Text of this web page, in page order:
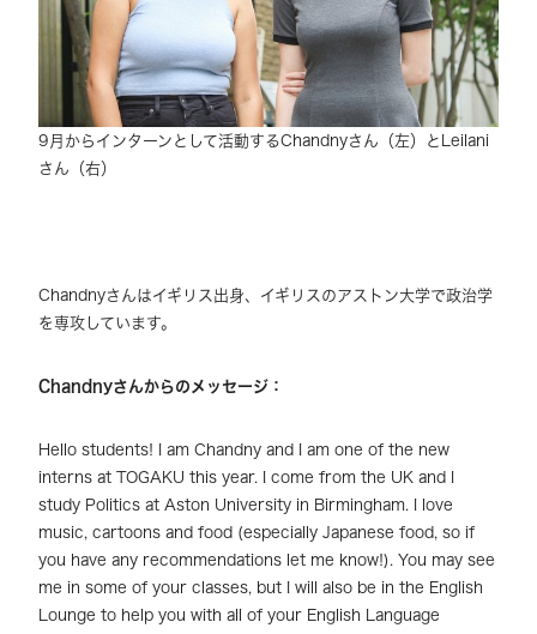
9月からインターンとして活動するChandnyさん（左）とLeilani
さん（右）
Chandnyさんはイギリス出身、イギリスのアストン大学で政治学
を専攻しています。
Chandnyさんからのメッセージ：
Hello students! I am Chandny and I am one of the new
interns at TOGAKU this year. I come from the UK and I
study Politics at Aston University in Birmingham. I love
music, cartoons and food (especially Japanese food, so if
you have any recommendations let me know!). You may see
me in some of your classes, but I will also be in the English
Lounge to help you with all of your English Language